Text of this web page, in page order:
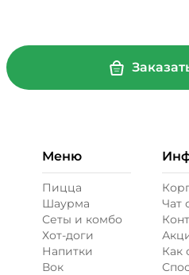
Меню
Пицца
Шаурма
Сеты и комбо
Хот-доги
Напитки
Вок
Чат
Как